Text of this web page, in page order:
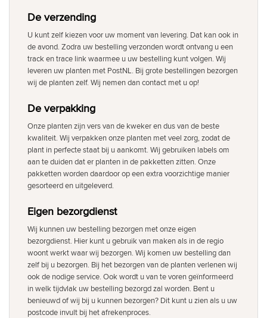
De verzending
U kunt zelf kiezen voor uw moment van levering. Dat kan ook in
de avond. Zodra uw bestelling verzonden wordt ontvang u een
track en trace link waarmee u uw bestelling kunt volgen. Wij
leveren uw planten met PostNL. Bij grote bestellingen bezorgen
wij de planten zelf. Wij nemen dan contact met u op!
De verpakking
Onze planten zijn vers van de kweker en dus van de beste
kwaliteit. Wij verpakken onze planten met veel zorg, zodat de
plant in perfecte staat bij u aankomt. Wij gebruiken labels om
aan te duiden dat er planten in de pakketten zitten. Onze
pakketten worden daardoor op een extra voorzichtige manier
gesorteerd en uitgeleverd.
Eigen bezorgdienst
Wij kunnen uw bestelling bezorgen met onze eigen
bezorgdienst. Hier kunt u gebruik van maken als in de regio
woont werkt waar wij bezorgen. Wij komen uw bestelling dan
zelf bij u bezorgen. Bij het bezorgen van de planten verlenen wij
ook de nodige service. Ook wordt u van te voren geïnformeerd
in welk tijdvlak uw bestelling bezorgd zal worden. Bent u
benieuwd of wij bij u kunnen bezorgen? Dit kunt u zien als u uw
postcode invult bij het afrekenproces.